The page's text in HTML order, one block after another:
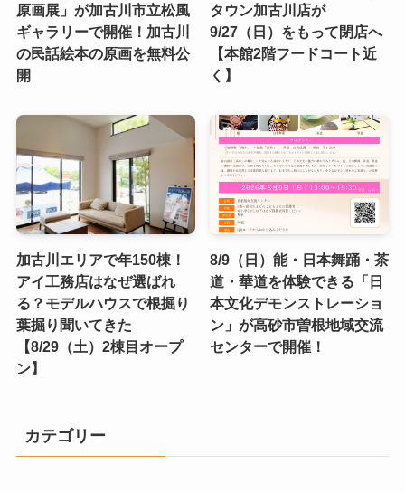
原画展」が加古川市立松風
ギャラリーで開催！加古川
の民話絵本の原画を無料公
開
タウン加古川店が
9/27（日）をもって閉店へ
【本館2階フードコート近
く】
加古川エリアで年150棟！
アイ工務店はなぜ選ばれ
る？モデルハウスで根掘り
葉掘り聞いてきた
【8/29（土）2棟目オープ
ン】
8/9（日）能・日本舞踊・茶
道・華道を体験できる「日
本文化デモンストレーショ
ン」が高砂市曽根地域交流
センターで開催！
カテゴリー